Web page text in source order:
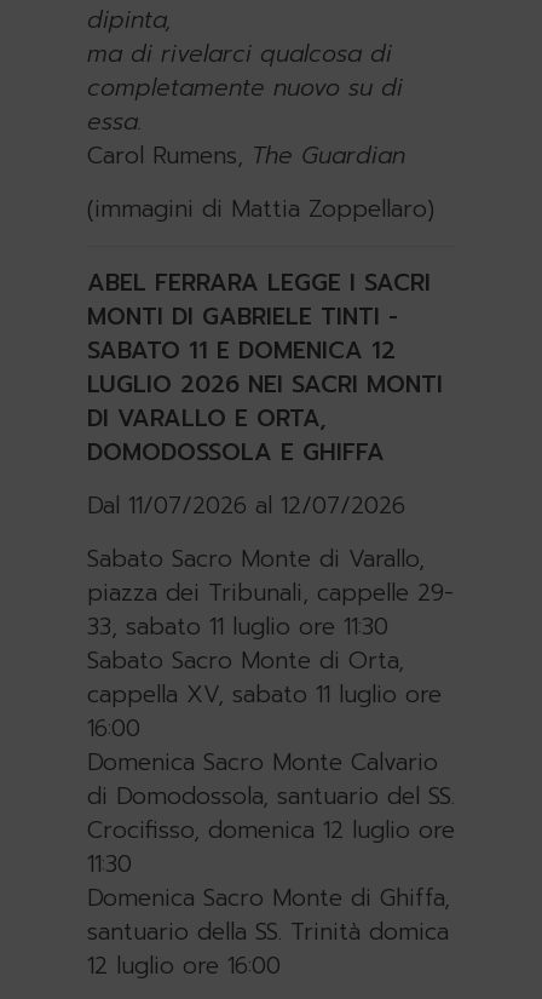
dipinta,
ma di rivelarci qualcosa di
completamente nuovo su di
essa.
Carol Rumens, The Guardian
(immagini di Mattia Zoppellaro)
ABEL FERRARA LEGGE I SACRI
MONTI DI GABRIELE TINTI -
SABATO 11 E DOMENICA 12
LUGLIO 2026 NEI SACRI MONTI
DI VARALLO E ORTA,
DOMODOSSOLA E GHIFFA
Dal 11/07/2026 al 12/07/2026
Sabato Sacro Monte di Varallo,
piazza dei Tribunali, cappelle 29-
33, sabato 11 luglio ore 11:30
Sabato Sacro Monte di Orta,
cappella XV, sabato 11 luglio ore
16:00
Domenica Sacro Monte Calvario
di Domodossola, santuario del SS.
Crocifisso, domenica 12 luglio ore
11:30
Domenica Sacro Monte di Ghiffa,
santuario della SS. Trinità domica
12 luglio ore 16:00